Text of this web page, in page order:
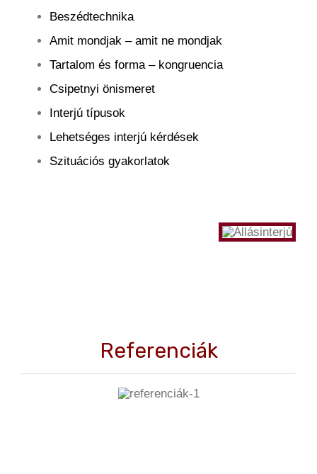
Beszédtechnika
Amit mondjak – amit ne mondjak
Tartalom és forma – kongruencia
Csipetnyi önismeret
Interjú típusok
Lehetséges interjú kérdések
Szituációs gyakorlatok
Referenciák